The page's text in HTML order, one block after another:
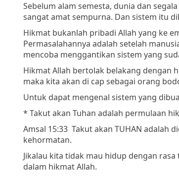
Sebelum alam semesta, dunia dan
sangat amat sempurna. Dan sistem itu
Hikmat bukanlah pribadi Allah yang ke
Permasalahannya adalah setelah
mencoba menggantikan sistem yang
Hikmat Allah bertolak belakang dengan
maka kita akan di cap sebagai orang
Untuk dapat mengenal sistem yang
* Takut akan Tuhan adalah permulaan
Amsal 15:33 Takut akan TUHAN adalah
kehormatan.
Jikalau kita tidak mau hidup dengan
dalam hikmat Allah.